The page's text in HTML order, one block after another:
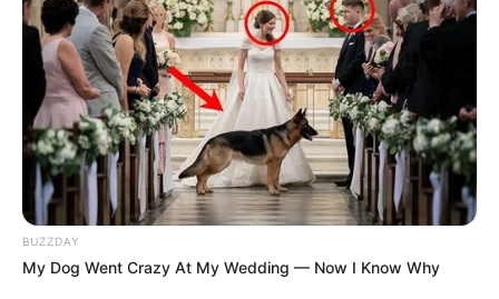
BUZZDAY
My Dog Went Crazy At My Wedding — Now I Know Why